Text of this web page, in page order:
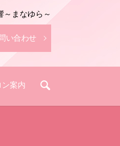
～まなゆら～
い合わせ
ン案内